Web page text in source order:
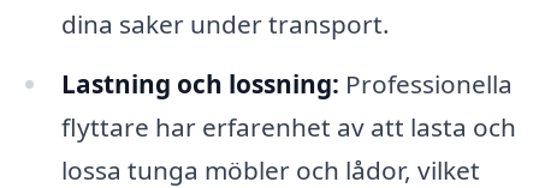
dina saker under transport.
Lastning och lossning: Professionella
flyttare har erfarenhet av att lasta och
lossa tunga möbler och lådor, vilket